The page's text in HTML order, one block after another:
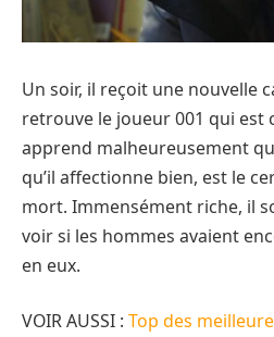
Un soir, il reçoit une nouvelle
retrouve le joueur 001 qui est
apprend malheureusement
qu’il affectionne bien, est le
mort. Immensément riche, il
voir si les hommes avaient
en eux.
VOIR AUSSI : Top des